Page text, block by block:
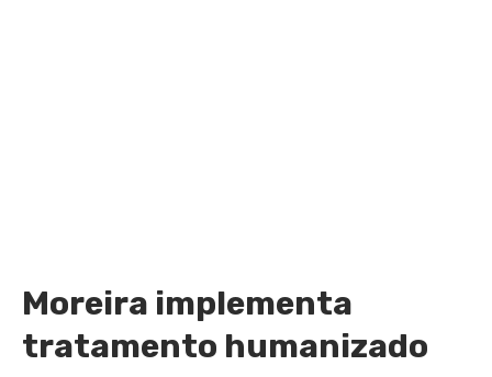
Moreira implementa
tratamento humanizado